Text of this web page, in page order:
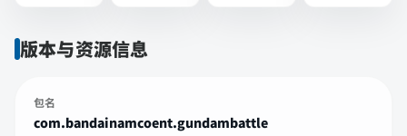
版本与资源信息
包名
com.bandainamcoent.gundambattle